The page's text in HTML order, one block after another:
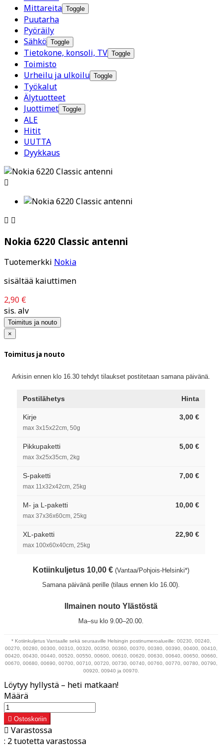
Mittareita Toggle
Puutarha
Pyöräily
Sähkö Toggle
Tietokone, konsoli, TV Toggle
Toimisto
Urheilu ja ulkoilu Toggle
Työkalut
Älytuotteet
Juottimet Toggle
ALE
Hitit
UUTTA
Dyykkaus

 
Nokia 6220 Classic antenni
Tuotemerkki Nokia
sisältää kaiuttimen
2,90 €
sis. alv
Toimitus ja nouto
×
Toimitus ja nouto
Arkisin ennen klo 16.30 tehdyt tilaukset postitetaan samana päivänä.
Postilähetys Hinta
Kirje
max 3x15x22cm, 50g
3,00 €
Pikkupaketti
max 3x25x35cm, 2kg
5,00 €
S-paketti
max 11x32x42cm, 25kg
7,00 €
M- ja L-paketti
max 37x36x60cm, 25kg
10,00 €
XL-paketti
max 100x60x40cm, 25kg
22,90 €
Kotiinkuljetus 10,00 € (Vantaa/Pohjois-Helsinki*)
Samana päivänä perille (tilaus ennen klo 16.00).
Ilmainen nouto Ylästöstä
Ma–su klo 9.00–20.00.
* Kotiinkuljetus Vantaalle sekä seuraaville Helsingin postinumeroalueille: 00230, 00240,
00270, 00280, 00300, 00310, 00320, 00350, 00360, 00370, 00380, 00390, 00400, 00410,
00420, 00430, 00440, 00520, 00550, 00600, 00610, 00620, 00630, 00640, 00650, 00660,
00670, 00680, 00690, 00700, 00710, 00720, 00730, 00740, 00760, 00770, 00780, 00790,
00920, 00940 ja 00970.
Löytyy hyllystä – heti matkaan!
Määrä
 Ostoskoriin
 Varastossa
: 2 tuotetta varastossa